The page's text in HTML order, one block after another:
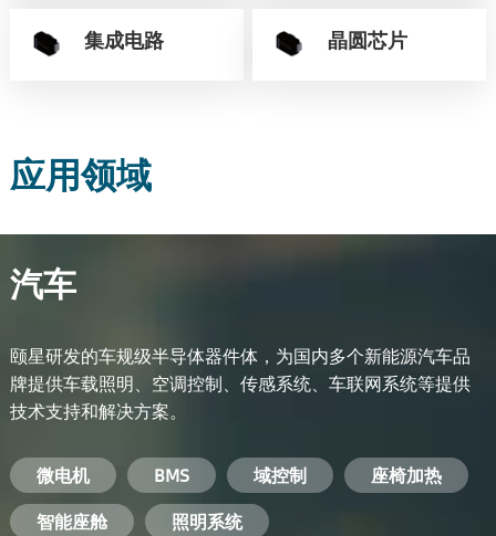
集成电路 晶圆芯片
应用领域
汽车
颐星研发的车规级半导体器件体，为国内多个新能源汽车品
牌提供车载照明、空调控制、传感系统、车联网系统等提供
技术支持和解决方案。
微电机 BMS 域控制
座椅加热
智能座舱
照明系统
电池管理系统
储能逆变器
工业电焊机 变频器
电机驱动
安防摄像头
开关电源 手机充电器
服务器电源
PC电源
电脑 手机 基站 机顶盒
智能农业 智能医疗
智能交通
智能家居